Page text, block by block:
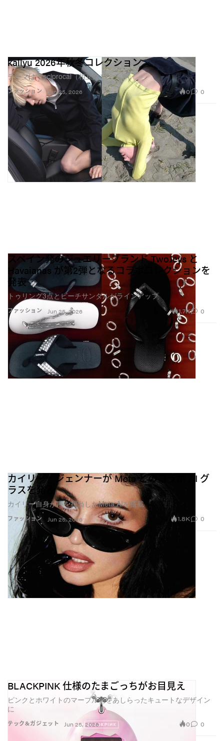
ファッション
kallyu 2026年秋冬コレクション
テーマは“Reciprocal（相互的）”
Jun 25, 2026 0 0
ファッション
スペイン発のジュエリーブランド TwoJeys と
Havaianas が第2弾となるコラボコレクションを
発表
トゥリング3点とビーチサンダルがラインアップ
Jun 25, 2026 1.7K 0
ファッション
カイリー・ジェンナーが Meta とのコラボ AI グ
ラスを発表
カイリー自身が声を担当したMeta AIを搭載
Jun 25, 2026 1.8K 0
テック&ガジェット
BLACKPINK 仕様のたまごっちがお目見え
ピンクとホワイトのマーブル柄をあしらったキュートなデザイン
に
Jun 25, 2026 0 0